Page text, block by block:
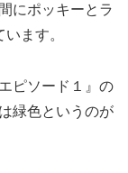
にポッキーとラ
ます。
ピソード１』の
緑色というのが